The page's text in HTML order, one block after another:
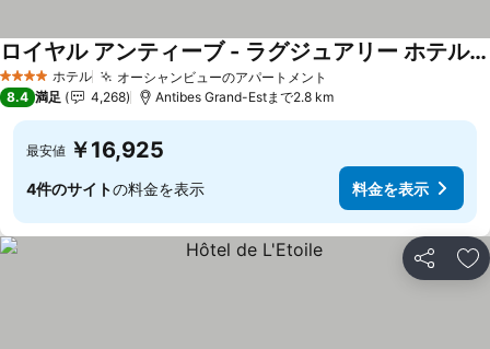
4 ホテルのランク
ホテル オーシャンビューのアパートメント
ロイヤル アンティーブ - ラグジュアリー ホテル レジデンス ビーチ & スパ
8.4 満足 4,268 Antibes Grand-Estまで2.8 km
最安値 ￥16,925
4件のサイトの料金を表示 料金を表示
シェア お